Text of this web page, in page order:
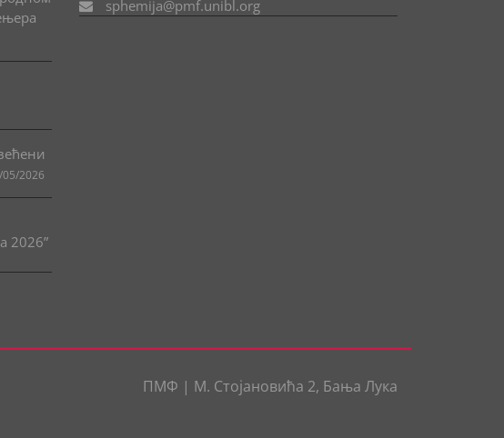
05/2026
2026”
sphemija@pmf.unibl.org
ПМФ | М. Стојановића 2, Бања Лука